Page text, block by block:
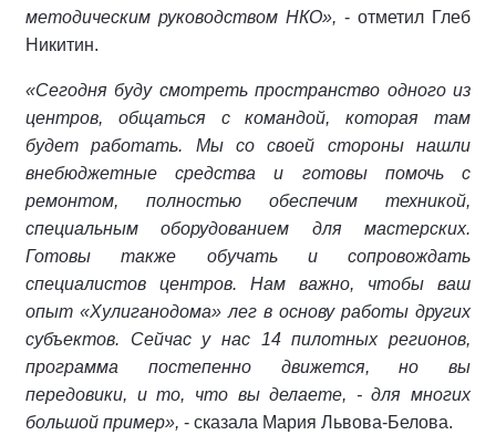
методическим руководством НКО», - отметил Глеб
Никитин.
«Сегодня буду смотреть пространство одного из
центров, общаться с командой, которая там
будет работать. Мы со своей стороны нашли
внебюджетные средства и готовы помочь с
ремонтом, полностью обеспечим техникой,
специальным оборудованием для мастерских.
Готовы также обучать и сопровождать
специалистов центров. Нам важно, чтобы ваш
опыт «Хулиганодома» лег в основу работы других
субъектов. Сейчас у нас 14 пилотных регионов,
программа постепенно движется, но вы
передовики, и то, что вы делаете, - для многих
большой пример», - сказала Мария Львова-Белова.